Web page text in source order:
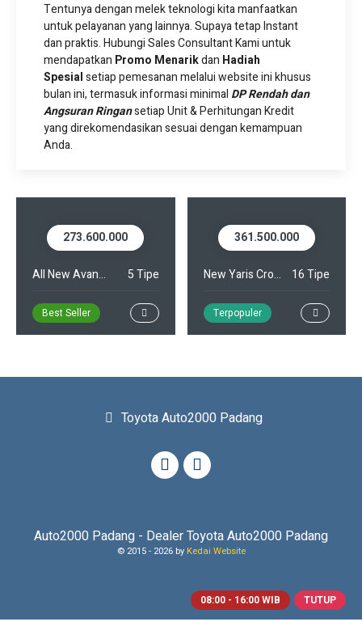
08:00 - 16:00 WIB TUTUP
Tentunya dengan melek teknologi kita manfaatkan
untuk pelayanan yang lainnya. Supaya tetap Instant
dan praktis. Hubungi Sales Consultant Kami untuk
mendapatkan Promo Menarikdan Hadiah
Spesialsetiap pemesanan melalui website ini khusus
bulan ini, termasuk informasi minimal DP Rendah dan
Angsuran Ringansetiap Unit & Perhitungan Kredit
yang direkomendasikan sesuai dengan kemampuan
Anda.
273.600.000
All New Avanza 5 Tipe
Best Seller
361.500.000
New Yaris Cross 16 Tipe
Terpopuler
Toyota Auto2000 Padang
Auto2000 Padang - Dealer Toyota Auto2000 Padang
© 2015 - 2026 by Kedai Website